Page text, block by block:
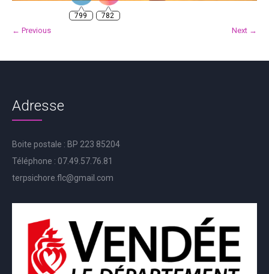
← Previous Next →
Adresse
Boite postale : BP 223 85204
Téléphone : 07.49.57.76.81
terpsichore.flc@gmail.com